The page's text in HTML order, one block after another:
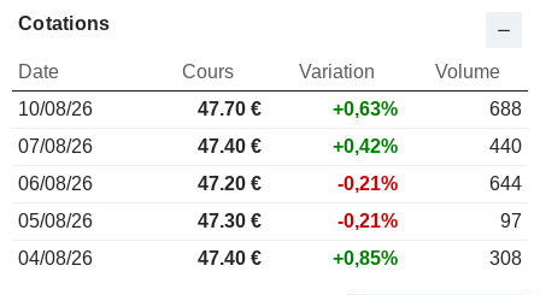
Cotations
Date Cours Variation
Volume
10/08/26
47.70 € +0,63%
688
07/08/26
47.40 € +0,42%
440
06/08/26
47.20 € -0,21%
644
05/08/26
47.30 € -0,21%
97
04/08/26
47.40 € +0,85% 308